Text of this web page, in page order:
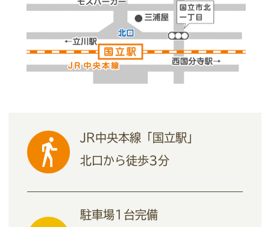
JR中央本線「国立駅」
北口から徒歩3分
駐車場1台完備